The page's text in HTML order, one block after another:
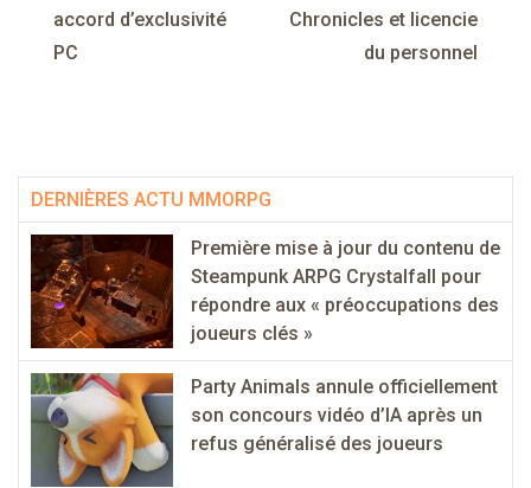
accord d’exclusivité
PC
Chronicles et licencie
du personnel
DERNIÈRES ACTU MMORPG
Première mise à jour du contenu de
Steampunk ARPG Crystalfall pour
répondre aux « préoccupations des
joueurs clés »
Party Animals annule officiellement
son concours vidéo d’IA après un
refus généralisé des joueurs